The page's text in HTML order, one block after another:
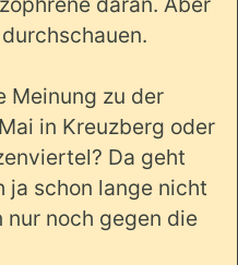
Meinung zu der
in Kreuzberg oder
Da geht
ja schon lange nicht
nur noch gegen die